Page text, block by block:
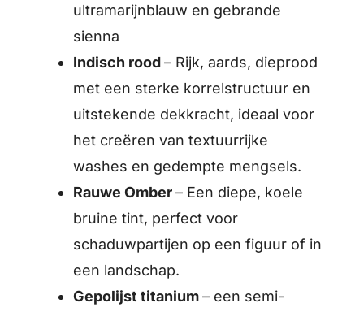
ultramarijnblauw en gebrande
sienna
Indisch rood– Rijk, aards, dieprood
met een sterke korrelstructuur en
uitstekende dekkracht, ideaal voor
het creëren van textuurrijke
washes en gedempte mengsels.
Rauwe Omber– Een diepe, koele
bruine tint, perfect voor
schaduwpartijen op een figuur of in
een landschap.
Gepolijst titanium– een semi-